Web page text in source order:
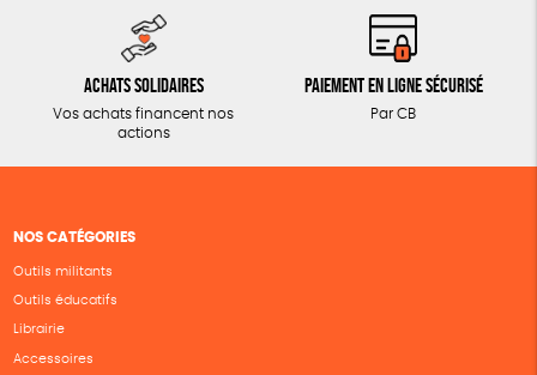
Achats solidaires
Vos achats financent nos
actions
Paiement en ligne sécurisé
Par CB
NOS CATÉGORIES
Outils militants
Outils éducatifs
Librairie
Accessoires